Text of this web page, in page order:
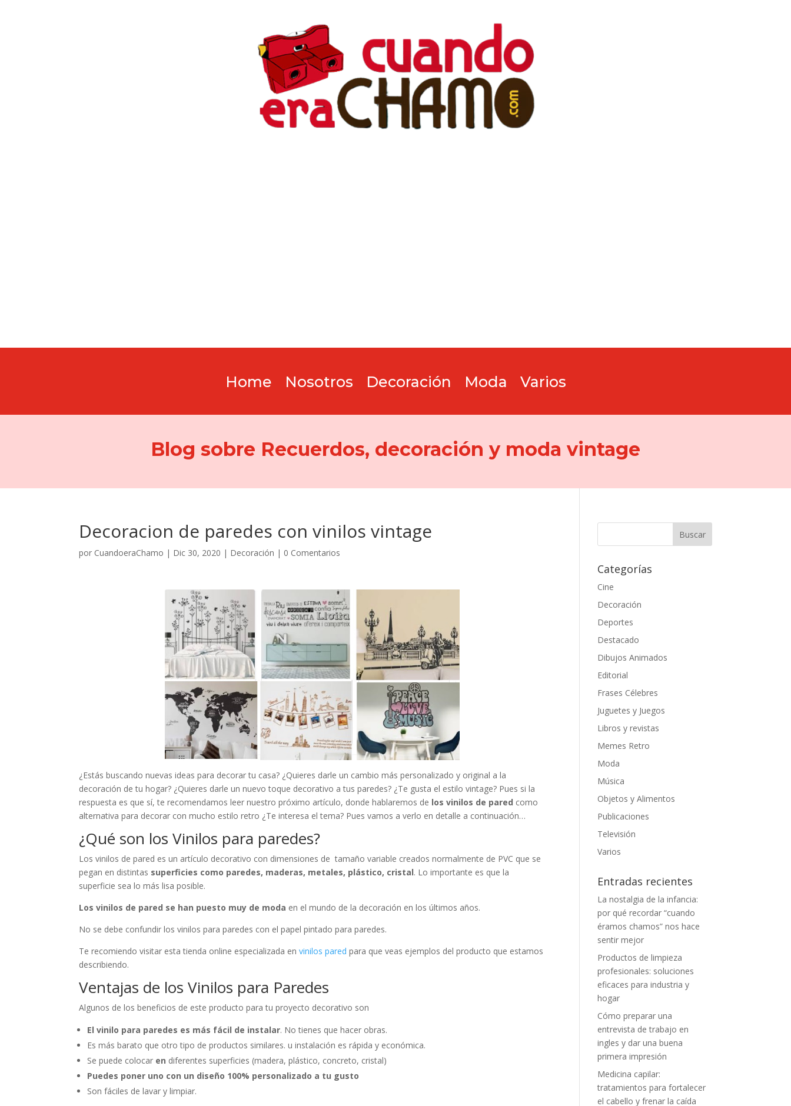
Home Nosotros Decoración Moda Varios
Blog sobre Recuerdos, decoración y moda vintage
Decoracion de paredes con vinilos vintage
por CuandoeraChamo | Dic 30, 2020 | Decoración | 0 Comentarios
¿Estás buscando nuevas ideas para decorar tu casa? ¿Quieres darle un cambio más personalizado y original a la
decoración de tu hogar? ¿Quieres darle un nuevo toque decorativo a tus paredes? ¿Te gusta el estilo vintage? Pues si la
respuesta es que sí, te recomendamos leer nuestro próximo artículo, donde hablaremos de los vinilos de pared como
alternativa para decorar con mucho estilo retro ¿Te interesa el tema? Pues vamos a verlo en detalle a continuación…
¿Qué son los Vinilos para paredes?
Los vinilos de pared es un artículo decorativo con dimensiones de tamaño variable creados normalmente de PVC que se
pegan en distintas superficies como paredes, maderas, metales, plástico, cristal. Lo importante es que la
superficie sea lo más lisa posible.
Los vinilos de pared se han puesto muy de moda en el mundo de la decoración en los últimos años.
No se debe confundir los vinilos para paredes con el papel pintado para paredes.
Te recomiendo visitar esta tienda online especializada envinilos pared para que veas ejemplos del producto que estamos
describiendo.
Ventajas de los Vinilos para Paredes
Algunos de los beneficios de este producto para tu proyecto decorativo son
El vinilo para paredes es más fácil de instalar. No tienes que hacer obras.
Es más barato que otro tipo de productos similares. u instalación es rápida y económica.
Se puede colocar en diferentes superficies (madera, plástico, concreto, cristal)
Puedes poner uno con un diseño 100% personalizado a tu gusto
Son fáciles de lavar y limpiar.
Categorías
Cine
Decoración
Deportes
Destacado
Dibujos Animados
Editorial
Frases Célebres
Juguetes y Juegos
Libros y revistas
Memes Retro
Moda
Música
Objetos y Alimentos
Publicaciones
Televisión
Varios
Entradas recientes
La nostalgia de la infancia:
por qué recordar “cuando
éramos chamos” nos hace
sentir mejor
Productos de limpieza
profesionales: soluciones
eficaces para industria y
hogar
Cómo preparar una
entrevista de trabajo en
ingles y dar una buena
primera impresión
Medicina capilar:
tratamientos para fortalecer
el cabello y frenar la caída